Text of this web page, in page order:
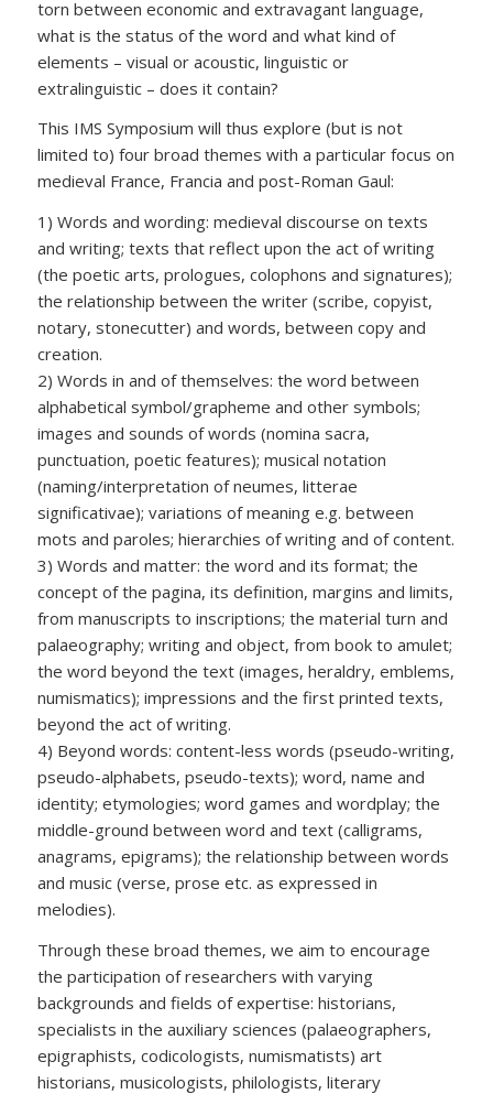
torn between economic and extravagant language,
what is the status of the word and what kind of
elements – visual or acoustic, linguistic or
extralinguistic – does it contain?
This IMS Symposium will thus explore (but is not
limited to) four broad themes with a particular focus on
medieval France, Francia and post-Roman Gaul:
1) Words and wording: medieval discourse on texts
and writing; texts that reflect upon the act of writing
(the poetic arts, prologues, colophons and signatures);
the relationship between the writer (scribe, copyist,
notary, stonecutter) and words, between copy and
creation.
2) Words in and of themselves: the word between
alphabetical symbol/grapheme and other symbols;
images and sounds of words (nomina sacra,
punctuation, poetic features); musical notation
(naming/interpretation of neumes, litterae
significativae); variations of meaning e.g. between
mots and paroles; hierarchies of writing and of content.
3) Words and matter: the word and its format; the
concept of the pagina, its definition, margins and limits,
from manuscripts to inscriptions; the material turn and
palaeography; writing and object, from book to amulet;
the word beyond the text (images, heraldry, emblems,
numismatics); impressions and the first printed texts,
beyond the act of writing.
4) Beyond words: content-less words (pseudo-writing,
pseudo-alphabets, pseudo-texts); word, name and
identity; etymologies; word games and wordplay; the
middle-ground between word and text (calligrams,
anagrams, epigrams); the relationship between words
and music (verse, prose etc. as expressed in
melodies).
Through these broad themes, we aim to encourage
the participation of researchers with varying
backgrounds and fields of expertise: historians,
specialists in the auxiliary sciences (palaeographers,
epigraphists, codicologists, numismatists) art
historians, musicologists, philologists, literary